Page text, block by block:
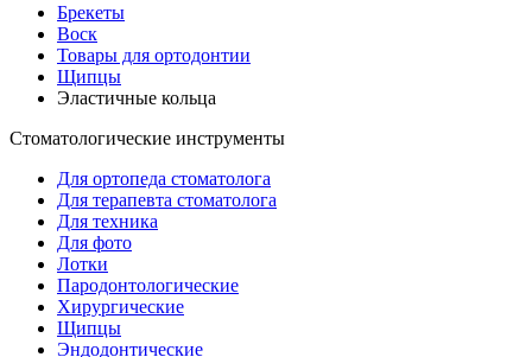
Брекеты
Воск
Товары для ортодонтии
Щипцы
Эластичные кольца
Стоматологические инструменты
Для ортопеда стоматолога
Для терапевта стоматолога
Для техника
Для фото
Лотки
Пародонтологические
Хирургические
Щипцы
Эндодонтические